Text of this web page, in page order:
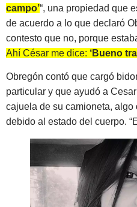
campo’“, una propiedad que
de acuerdo a lo que declaró
contesto que no, porque
Ahí César me dice: ‘Bueno
Obregón contó que cargó
particular y que ayudó a
cajuela de su camioneta, algo
debido al estado del cuerpo.